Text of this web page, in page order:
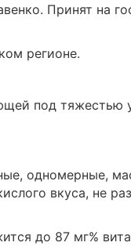
Принят на
регионе.
под тяжестью
одномерные,
вкуса, не
до 87 мг%